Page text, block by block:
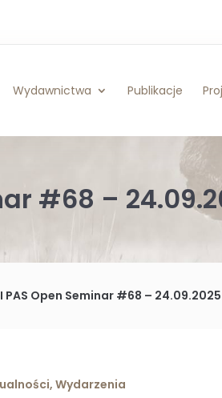
Wydawnictwa Publikacje
#68 –
PAS Open Seminar #68 – 24.09.2025
,Wydarzenia